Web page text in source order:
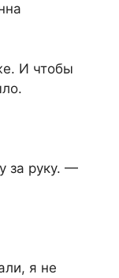
И чтобы
за руку. —
я не